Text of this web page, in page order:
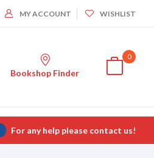
MY ACCOUNT WISHLIST
Bookshop Finder
0
For any help please contact us!